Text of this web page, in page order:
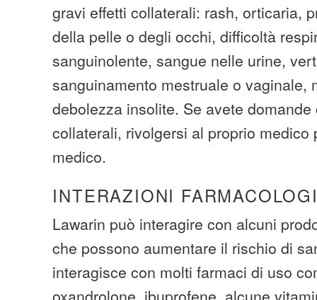
gravi effetti collaterali: rash, orticaria,
della pelle o degli occhi, difficoltà
sanguinolente, sangue nelle urine,
sanguinamento mestruale o vaginale,
debolezza insolite. Se avete
collaterali, rivolgersi al proprio medico
medico.
INTERAZIONI
Lawarin può interagire con alcuni
che possono aumentare il rischio di
interagisce con molti farmaci di uso
oxandrolone, ibuprofene, alcune